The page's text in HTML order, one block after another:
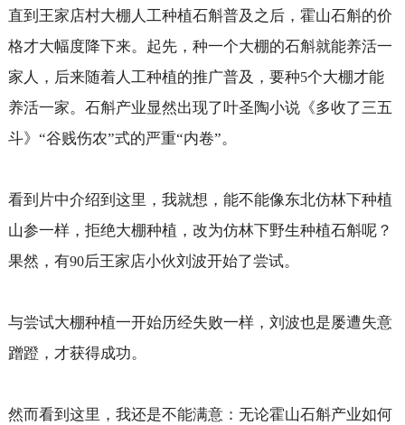
直到王家店村大棚人工种植石斛普及之后，霍山石斛的价
格才大幅度降下来。起先，种一个大棚的石斛就能养活一
家人，后来随着人工种植的推广普及，要种5个大棚才能
养活一家。石斛产业显然出现了叶圣陶小说《多收了三五
斗》“谷贱伤农”式的严重“内卷”。
看到片中介绍到这里，我就想，能不能像东北仿林下种植
山参一样，拒绝大棚种植，改为仿林下野生种植石斛呢？
果然，有90后王家店小伙刘波开始了尝试。
与尝试大棚种植一开始历经失败一样，刘波也是屡遭失意
蹭蹬，才获得成功。
然而看到这里，我还是不能满意：无论霍山石斛产业如何